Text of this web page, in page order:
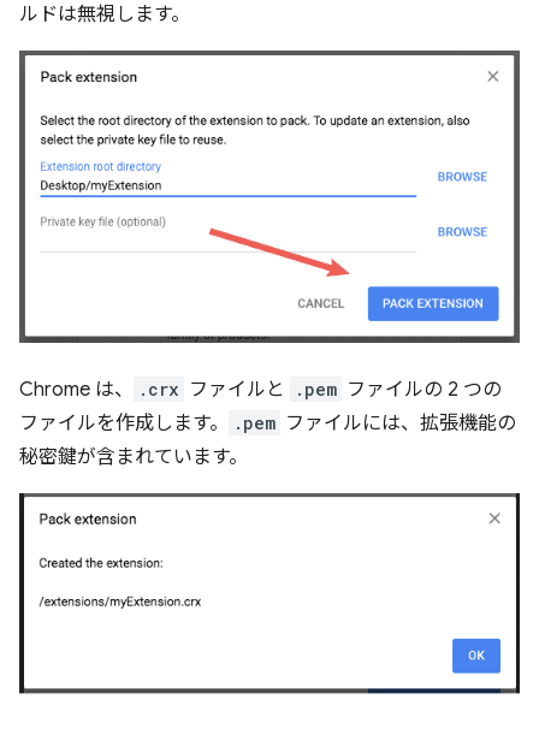
ルドは無視します。
Chrome は、 .crx ファイルと .pem ファイルの 2 つの
ファイルを作成します。
.pem ファイルには、拡張機能の
秘密鍵が含まれています。